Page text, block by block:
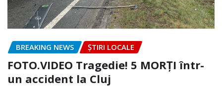
BREAKING NEWS ȘTIRI LOCALE
FOTO.VIDEO Tragedie! 5 MORȚI într-
un accident la Cluj